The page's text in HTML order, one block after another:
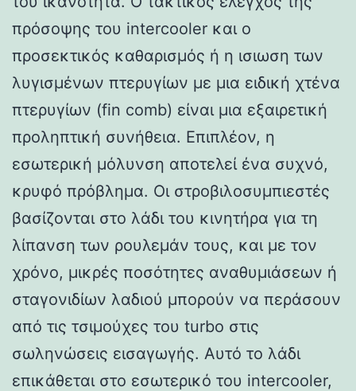
πρόσοψης του intercooler και ο
προσεκτικός καθαρισμός ή η ισιωση των
λυγισμένων πτερυγίων με μια ειδική χτένα
πτερυγίων (fin comb) είναι μια εξαιρετική
προληπτική συνήθεια. Επιπλέον, η
εσωτερική μόλυνση αποτελεί ένα συχνό,
κρυφό πρόβλημα. Οι στροβιλοσυμπιεστές
βασίζονται στο λάδι του κινητήρα για τη
λίπανση των ρουλεμάν τους, και με τον
χρόνο, μικρές ποσότητες αναθυμιάσεων ή
σταγονιδίων λαδιού μπορούν να περάσουν
από τις τσιμούχες του turbo στις
σωληνώσεις εισαγωγής. Αυτό το λάδι
επικάθεται στο εσωτερικό του intercooler,